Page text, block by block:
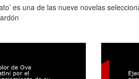
es una de las nueve novelas